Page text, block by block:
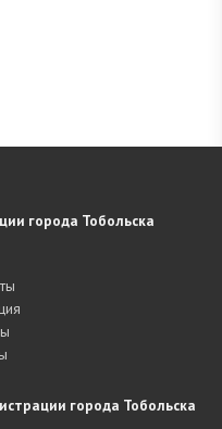
города Тобольска
города Тобольска